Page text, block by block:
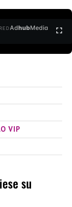
AdhubMedia
VIP
su